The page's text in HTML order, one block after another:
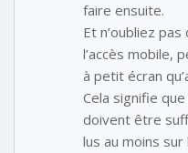
faire ensuite.
Et n’oubliez
l’accès mobile,
à petit écran
Cela signifie
doivent être
lus au moins